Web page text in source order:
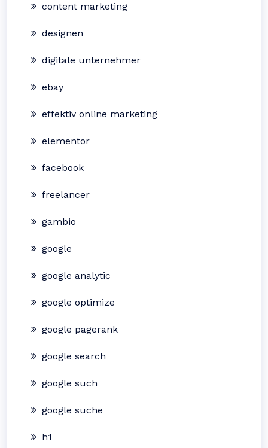
content marketing
designen
digitale unternehmer
ebay
effektiv online marketing
elementor
facebook
freelancer
gambio
google
google analytic
google optimize
google pagerank
google search
google such
google suche
h1